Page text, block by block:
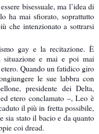
bisessuale, ma l’idea di
ha mai sfiorato, soprattutto
che intenzionato a sottrarsi
gay e la recitazione. È
situazione e mai e poi mai
Quando un fatidico giro
le sue labbra con
presidente dei Delta,
etero conclamato –, Leo è
il più in fretta possibile,
sia stato il bacio e da quanto
coi dread.